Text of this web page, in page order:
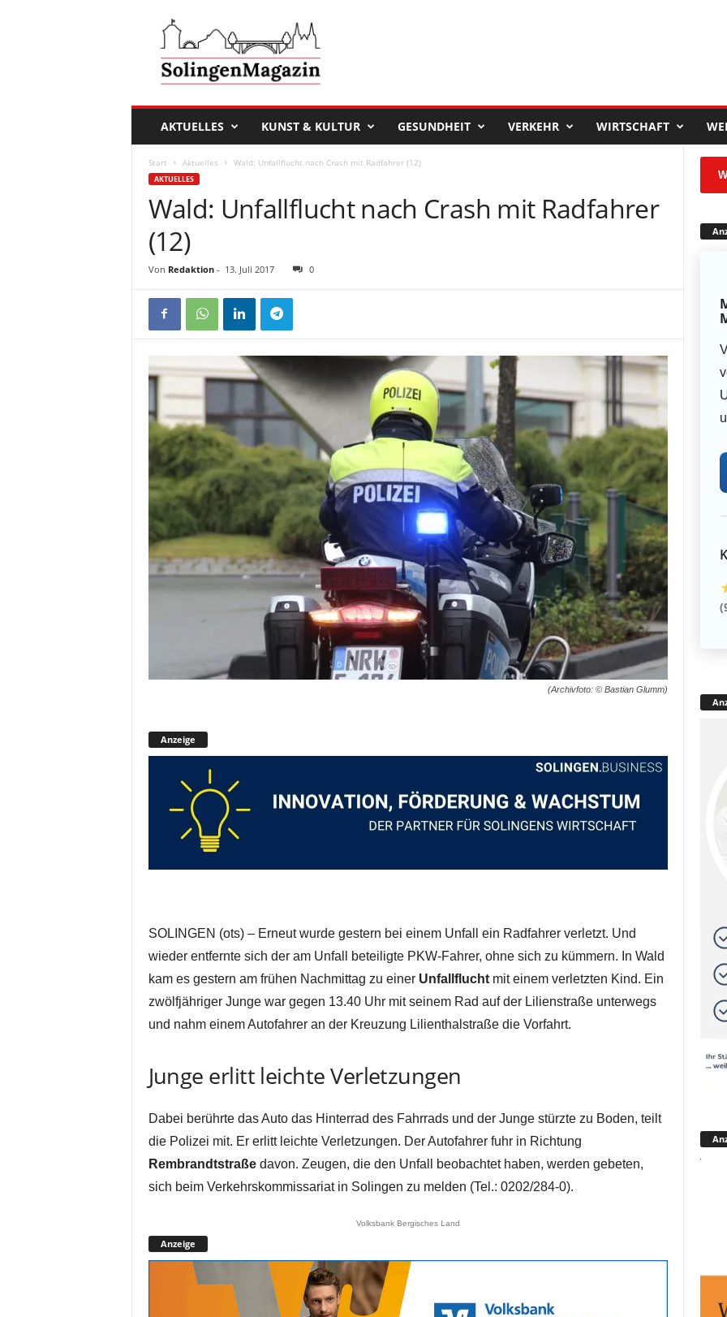
i
AKTUELLES KUNST & KULTUR GESUNDHEIT VERKEHR WIRTSCHAFT
Start Aktuelles Wald: Unfallflucht nach Crash mit Radfahrer (12)
AKTUELLES
Wald: Unfallflucht nach Crash mit Radfahrer
(12)
Von Redaktion- 13. Juli 2017 0
(Archivfoto: © Bastian Glumm)
Anzeige
SOLINGEN (ots) – Erneut wurde gestern bei einem Unfall ein Radfahrer verletzt. Und
wieder entfernte sich der am Unfall beteiligte PKW-Fahrer, ohne sich zu kümmern. In Wald
kam es gestern am frühen Nachmittag zu einer Unfallfluchtmit einem verletzten Kind. Ein
zwölfjähriger Junge war gegen 13.40 Uhr mit seinem Rad auf der Lilienstraße unterwegs
und nahm einem Autofahrer an der Kreuzung Lilienthalstraße die Vorfahrt.
Junge erlitt leichte Verletzungen
Dabei berührte das Auto das Hinterrad des Fahrrads und der Junge stürzte zu Boden, teilt
die Polizei mit. Er erlitt leichte Verletzungen. Der Autofahrer fuhr in Richtung
Rembrandtstraßedavon. Zeugen, die den Unfall beobachtet haben, werden gebeten,
sich beim Verkehrskommissariat in Solingen zu melden (Tel.: 0202/284-0).
Volksbank Bergisches Land
Anzeige